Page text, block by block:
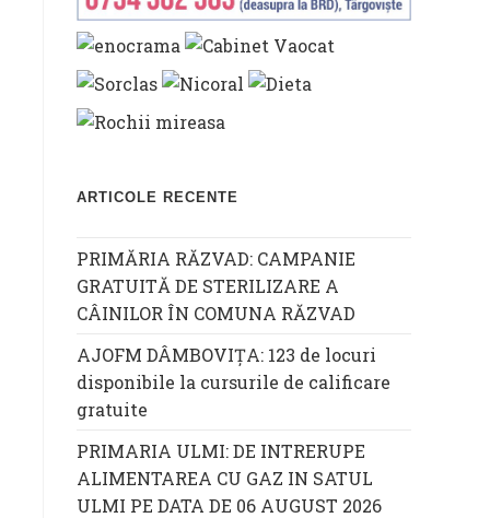
ARTICOLE RECENTE
PRIMĂRIA RĂZVAD: CAMPANIE
GRATUITĂ DE STERILIZARE A
CÂINILOR ÎN COMUNA RĂZVAD
AJOFM DÂMBOVIȚA: 123 de locuri
disponibile la cursurile de calificare
gratuite
PRIMARIA ULMI: DE INTRERUPE
ALIMENTAREA CU GAZ IN SATUL
ULMI PE DATA DE 06 AUGUST 2026